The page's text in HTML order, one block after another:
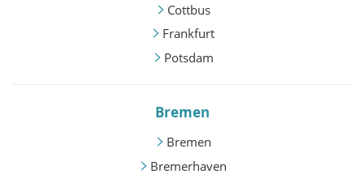
Cottbus
Frankfurt
Potsdam
Bremen
Bremen
Bremerhaven